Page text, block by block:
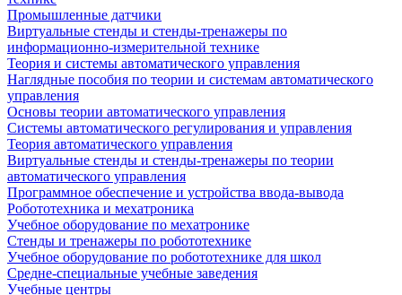
Промышленные датчики
Виртуальные стенды и стенды-тренажеры по
информационно-измерительной технике
Теория и системы автоматического управления
Наглядные пособия по теории и системам автоматического
управления
Основы теории автоматического управления
Системы автоматического регулирования и управления
Теория автоматического управления
Виртуальные стенды и стенды-тренажеры по теории
автоматического управления
Программное обеспечение и устройства ввода-вывода
Робототехника и мехатроника
Учебное оборудование по мехатронике
Стенды и тренажеры по робототехнике
Учебное оборудование по робототехнике для школ
Средне-специальные учебные заведения
Учебные центры